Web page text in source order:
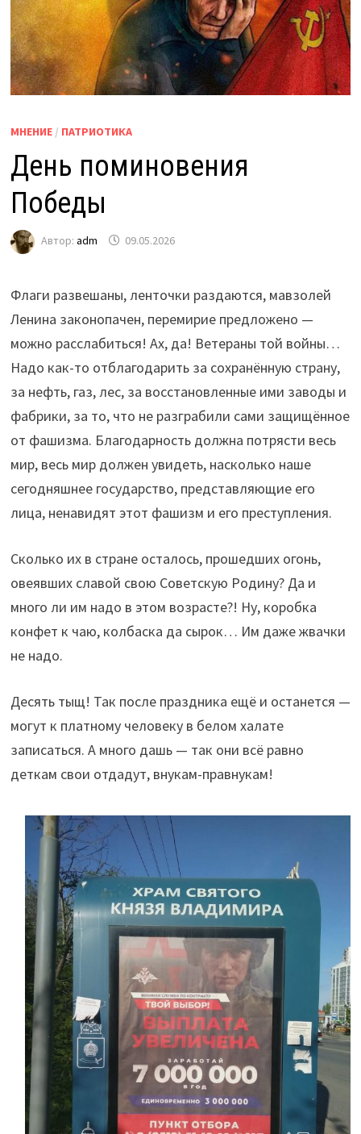
МНЕНИЕ/ ПАТРИОТИКА
День поминовения
Победы
Автор: adm 09.05.2026
Флаги развешаны, ленточки раздаются, мавзолей
Ленина законопачен, перемирие предложено —
можно расслабиться! Ах, да! Ветераны той войны…
Надо как-то отблагодарить за сохранённую страну,
за нефть, газ, лес, за восстановленные ими заводы и
фабрики, за то, что не разграбили сами защищённое
от фашизма. Благодарность должна потрясти весь
мир, весь мир должен увидеть, насколько наше
сегодняшнее государство, представляющие его
лица, ненавидят этот фашизм и его преступления.
Сколько их в стране осталось, прошедших огонь,
овеявших славой свою Советскую Родину? Да и
много ли им надо в этом возрасте?! Ну, коробка
конфет к чаю, колбаска да сырок… Им даже жвачки
не надо.
Десять тыщ! Так после праздника ещё и останется —
могут к платному человеку в белом халате
записаться. А много дашь — так они всё равно
деткам свои отдадут, внукам-правнукам!